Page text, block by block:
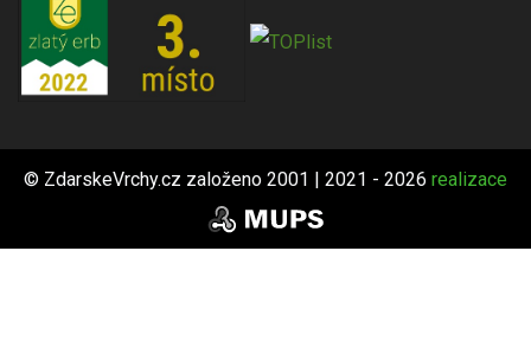
© ZdarskeVrchy.cz založeno 2001 | 2021 - 2026 realizace